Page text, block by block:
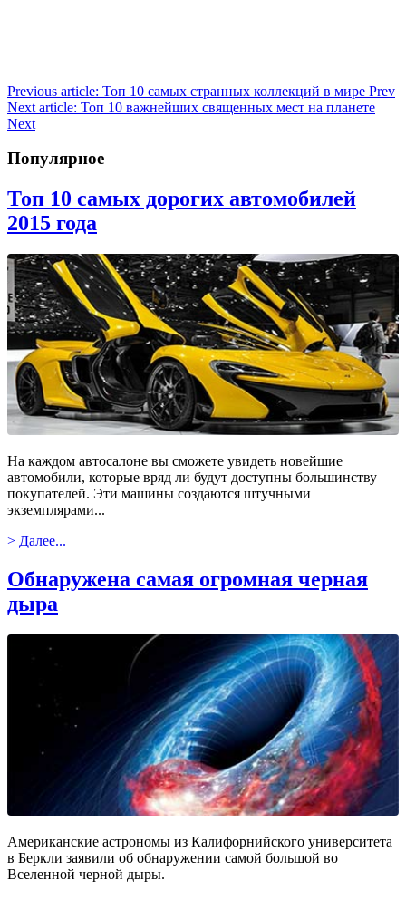
Previous article: Топ 10 самых странных коллекций в мире Prev
Next article: Топ 10 важнейших священных мест на планете
Next
Популярное
Топ 10 самых дорогих автомобилей
2015 года
На каждом автосалоне вы сможете увидеть новейшие
автомобили, которые вряд ли будут доступны большинству
покупателей. Эти машины создаются штучными
экземплярами...
> Далее...
Обнаружена самая огромная черная
дыра
Американские астрономы из Калифорнийского университета
в Беркли заявили об обнаружении самой большой во
Вселенной черной дыры.